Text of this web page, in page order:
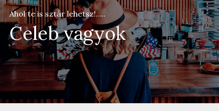
Celeb vagyok
Ahol te is sztár lehetsz!…..